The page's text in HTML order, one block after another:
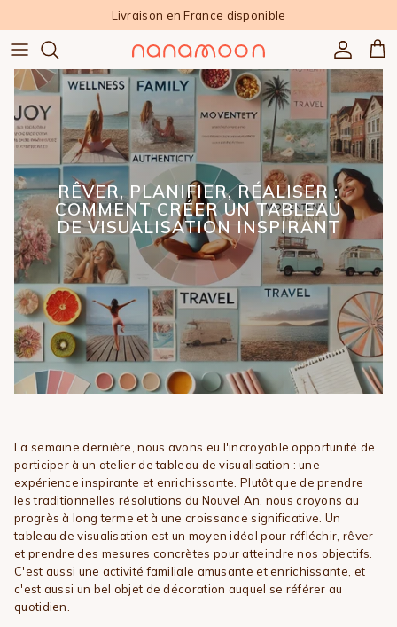
Livraison en France disponible
Compte
RÊVER, PLANIFIER, RÉALISER :
COMMENT CRÉER UN TABLEAU
DE VISUALISATION INSPIRANT
La semaine dernière, nous avons eu l'incroyable opportunité de
participer à un atelier de tableau de visualisation : une
expérience inspirante et enrichissante. Plutôt que de prendre
les traditionnelles résolutions du Nouvel An, nous croyons au
progrès à long terme et à une croissance significative. Un
tableau de visualisation est un moyen idéal pour réfléchir, rêver
et prendre des mesures concrètes pour atteindre nos objectifs.
C'est aussi une activité familiale amusante et enrichissante, et
c'est aussi un bel objet de décoration auquel se référer au
quotidien.